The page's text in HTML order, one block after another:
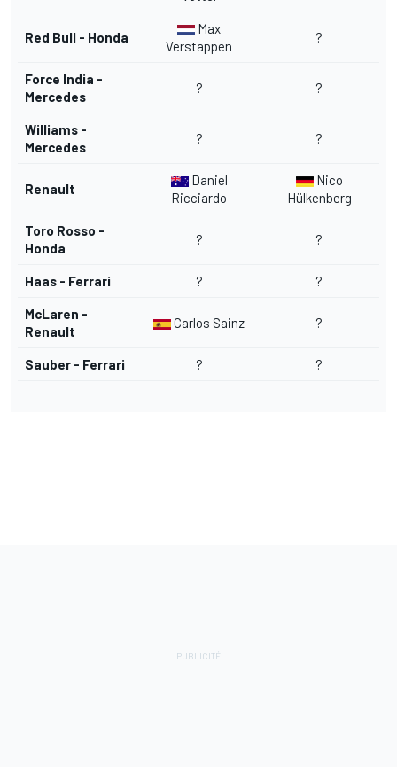
Red Bull - Honda
Max
Verstappen
?
Force India -
Mercedes
? ?
Williams -
Mercedes
? ?
Renault
Daniel
Ricciardo
Nico
Hülkenberg
Toro Rosso -
Honda
? ?
Haas - Ferrari ? ?
McLaren -
Renault
Carlos Sainz ?
Sauber - Ferrari ? ?